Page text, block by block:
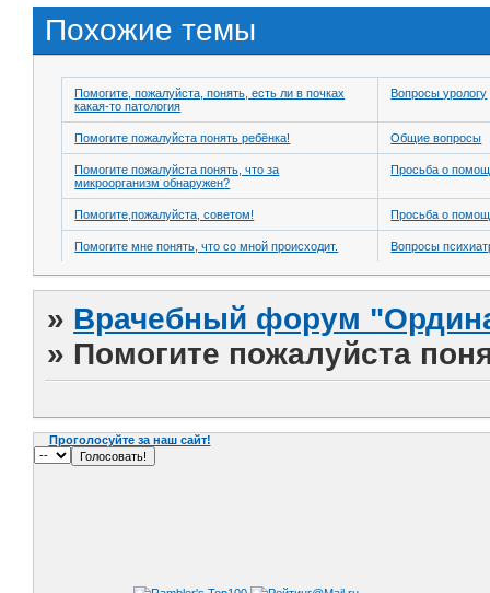
Похожие темы
Помогите, пожалуйста, понять, есть ли в почках
какая-то патология
Вопросы урологу
Помогите пожалуйста понять ребёнка! Общие вопросы
Помогите пожалуйста понять, что за
микроорганизм обнаружен?
Просьба о
Помогите,пожалуйста, советом! Просьба о
Помогите мне понять, что со мной происходит. Вопросы
» Врачебный форум
» Помогите пожалуйста
Проголосуйте за наш сайт!